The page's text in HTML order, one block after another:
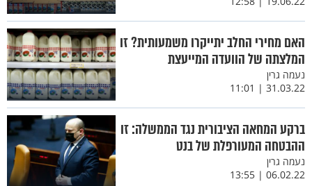
האם מחירי החלב יתייקרו משמעותית? זו
המלצתה של הוועדה המייעצת
נעמה גרין
31.03.22 | 11:01
ברקע המחאה הציבורית נגד הממשלה: זו
ההבטחה המעורפלת של בנט
נעמה גרין
06.02.22 | 13:55